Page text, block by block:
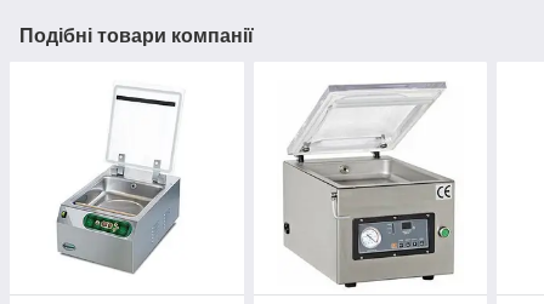
Подібні товари компанії